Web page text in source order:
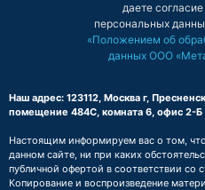
даете
персональных
«Положением об
данных ООО
Наш адрес: 123112, Москва г,
помещение 484С, комната 6, офис 2-Б
Настоящим информируем вас о том,
данном сайте, ни при каких
публичной офертой в соответствии со
Копирование и воспроизведение